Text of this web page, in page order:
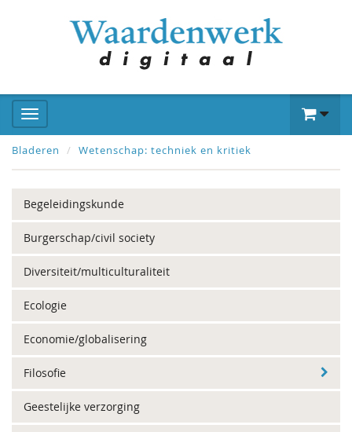
Bladeren Wetenschap: techniek en kritiek
Begeleidingskunde
Burgerschap/civil society
Diversiteit/multiculturaliteit
Ecologie
Economie/globalisering
Filosofie
Geestelijke verzorging